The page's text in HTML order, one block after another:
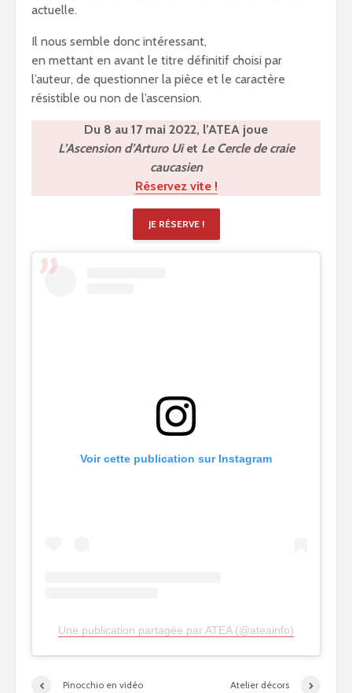
actuelle.
Il nous semble donc intéressant,
en mettant en avant le titre définitif choisi par
l’auteur, de questionner la pièce et le caractère
résistible ou non de l’ascension.
Du 8 au 17 mai 2022, l’ATEA joue
L’Ascension d’Arturo Uiet Le Cercle de craie
caucasien
Réservez vite !
JE RÉSERVE !
Voir cette publication sur Instagram
Une publication partagée par ATEA (@ateainfo)
Pinocchio en vidéo Atelier décors